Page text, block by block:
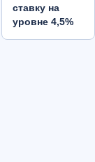
ставку на
уровне 4,5%